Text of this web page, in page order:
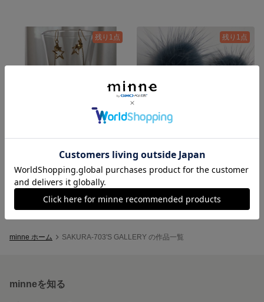
残り1点
ツ冬のタイムセール‼️インスターのゆらゆら ピアス
999円
残り1点
1,099円
minne ホーム SAKURA-703'S GALLERY の作品一覧
minneを知る